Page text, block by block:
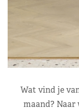
Wat vind je
maand?